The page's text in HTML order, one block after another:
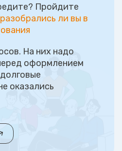
Пройдите
разобрались ли вы в
На них надо
оформлением
оказались